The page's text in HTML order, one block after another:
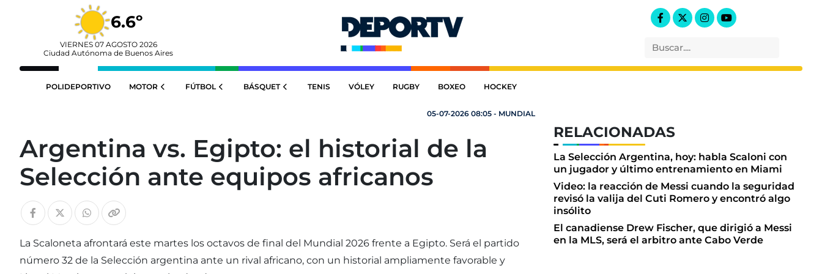
6.6º
VIERNES 07 AGOSTO 2026
Ciudad Autónoma de Buenos Aires
POLIDEPORTIVO MOTOR FÚTBOL BÁSQUET TENIS VÓLEY RUGBY BOXEO HOCKEY
05-07-2026 08:05 - MUNDIAL
Argentina vs. Egipto: el historial de la
Selección ante equipos africanos
La Scaloneta afrontará este martes los octavos de final del Mundial 2026 frente a Egipto. Será el partido
número 32 de la Selección argentina ante un rival africano, con un historial ampliamente favorable y
RELACIONADAS
La Selección Argentina, hoy: habla Scaloni con
un jugador y último entrenamiento en Miami
Video: la reacción de Messi cuando la seguridad
revisó la valija del Cuti Romero y encontró algo
insólito
El canadiense Drew Fischer, que dirigió a Messi
en la MLS, será el arbitro ante Cabo Verde